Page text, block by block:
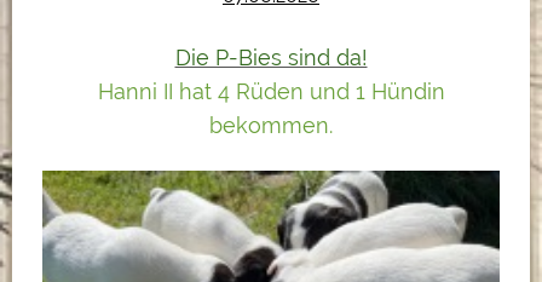
Die P-Bies sind da!
Hanni II hat 4 Rüden und 1 Hündin
bekommen.